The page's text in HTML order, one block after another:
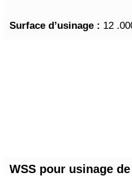
Surface d’usinage : 12
WSS pour usinage